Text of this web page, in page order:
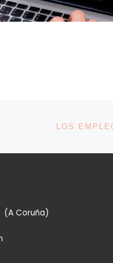
A LA LISTA DE
(A Coruña)